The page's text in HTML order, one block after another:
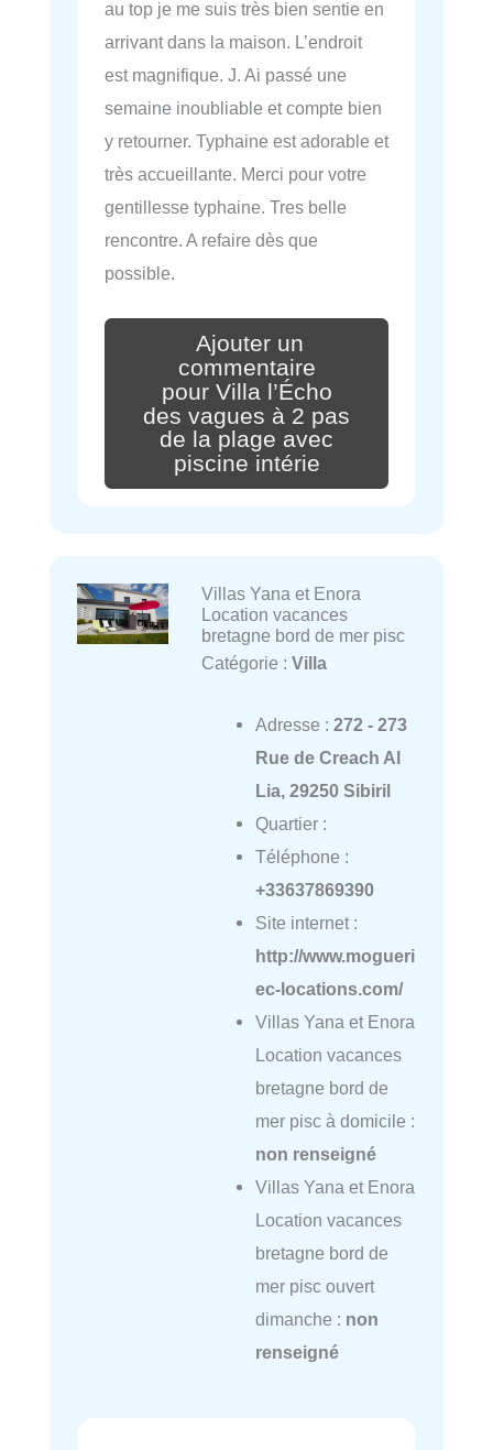
au top je me suis très bien sentie en
arrivant dans la maison. L’endroit
est magnifique. J. Ai passé une
semaine inoubliable et compte bien
y retourner. Typhaine est adorable et
très accueillante. Merci pour votre
gentillesse typhaine. Tres belle
rencontre. A refaire dès que
possible.
Ajouter un
commentaire
pour Villa l’Écho
des vagues à 2 pas
de la plage avec
piscine intérie
Villas Yana et Enora
Location vacances
bretagne bord de mer pisc
Catégorie : Villa
Adresse : 272 - 273
Rue de Creach Al
Lia, 29250 Sibiril
Quartier :
Téléphone :
+33637869390
Site internet :
http://www.mogueri
ec-locations.com/
Villas Yana et Enora
Location vacances
bretagne bord de
mer pisc à domicile :
non renseigné
Villas Yana et Enora
Location vacances
bretagne bord de
mer pisc ouvert
dimanche : non
renseigné